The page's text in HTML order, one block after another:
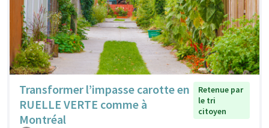
Transformer l’impasse carotte en
RUELLE VERTE comme à
Montréal
Retenue par
le tri
citoyen